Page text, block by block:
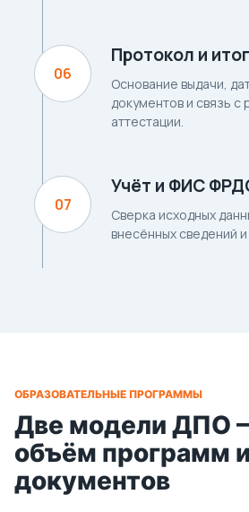
Протокол и
Основание выдачи,
документов и связь с
аттестации.
Учёт и ФИС
Сверка исходных
внесённых сведений
ОБРАЗОВАТЕЛЬНЫЕ ПРОГРАММЫ
Две модели ДПО
объём программ и
документов